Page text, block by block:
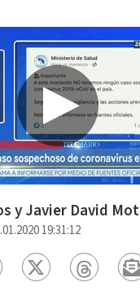
y Javier David
19:31:12